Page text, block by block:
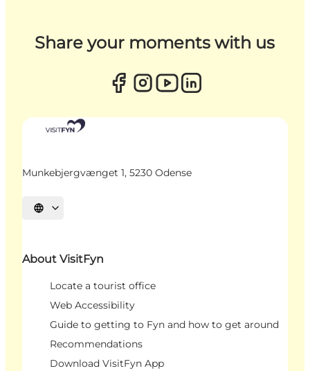
Share your moments with us
Munkebjergvænget 1, 5230 Odense
Select language
About VisitFyn
Locate a tourist office
Web Accessibility
Guide to getting to Fyn and how to get around
Recommendations
Download VisitFyn App